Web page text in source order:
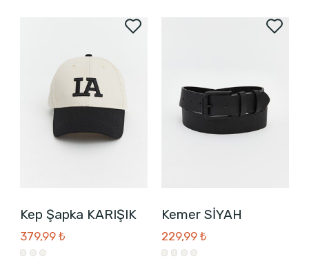
Kep Şapka KARIŞIK
379,99 ₺
Kemer SİYAH
229,99 ₺